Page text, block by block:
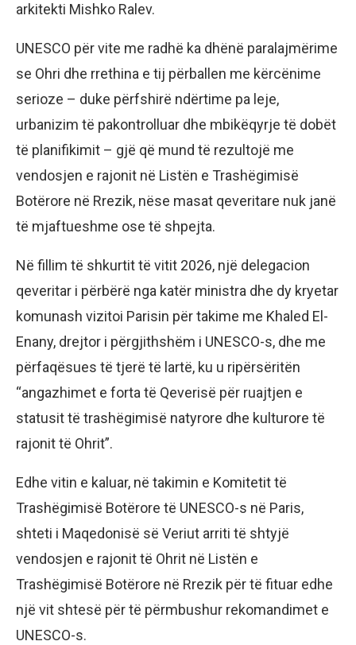
arkitekti Mishko Ralev.
UNESCO për vite me radhë ka dhënë paralajmërime
se Ohri dhe rrethina e tij përballen me kërcënime
serioze – duke përfshirë ndërtime pa leje,
urbanizim të pakontrolluar dhe mbikëqyrje të dobët
të planifikimit – gjë që mund të rezultojë me
vendosjen e rajonit në Listën e Trashëgimisë
Botërore në Rrezik, nëse masat qeveritare nuk janë
të mjaftueshme ose të shpejta.
Në fillim të shkurtit të vitit 2026, një delegacion
qeveritar i përbërë nga katër ministra dhe dy kryetar
komunash vizitoi Parisin për takime me Khaled El-
Enany, drejtor i përgjithshëm i UNESCO-s, dhe me
përfaqësues të tjerë të lartë, ku u ripërsëritën
“angazhimet e forta të Qeverisë për ruajtjen e
statusit të trashëgimisë natyrore dhe kulturore të
rajonit të Ohrit”.
Edhe vitin e kaluar, në takimin e Komitetit të
Trashëgimisë Botërore të UNESCO-s në Paris,
shteti i Maqedonisë së Veriut arriti të shtyjë
vendosjen e rajonit të Ohrit në Listën e
Trashëgimisë Botërore në Rrezik për të fituar edhe
një vit shtesë për të përmbushur rekomandimet e
UNESCO-s.